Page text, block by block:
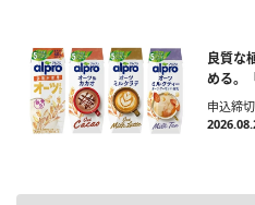
良質な
める。
申込締切